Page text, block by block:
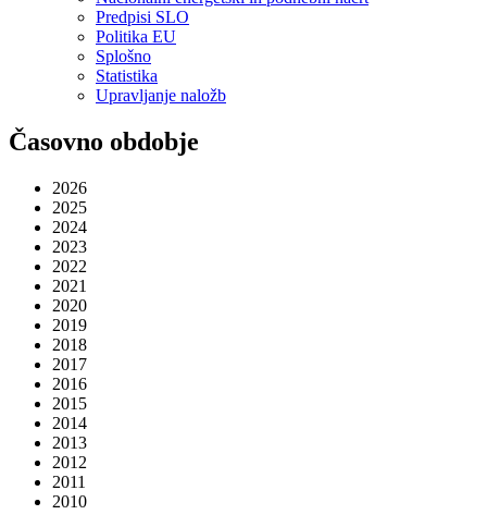
Predpisi SLO
Politika EU
Splošno
Statistika
Upravljanje naložb
Časovno obdobje
2026
2025
2024
2023
2022
2021
2020
2019
2018
2017
2016
2015
2014
2013
2012
2011
2010